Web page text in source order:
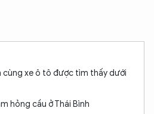
cùng xe ô tô được tìm thấy dưới
hỏng cầu ở Thái Bình